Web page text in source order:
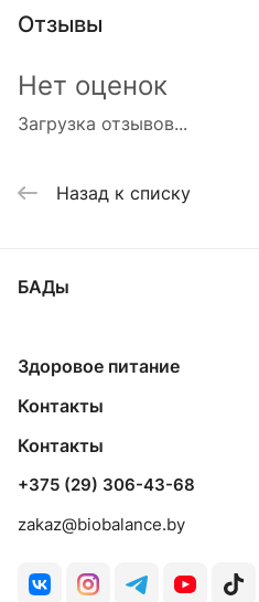
Отзывы
Загрузка отзывов...
Нет оценок
Назад к списку
БАДы
Здоровое питание
Контакты
Контакты
+375 (29) 306-43-68
zakaz@biobalance.by